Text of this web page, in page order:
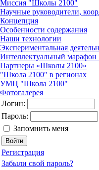
Миссия "Школы 2100"
Научные руководители,
Концепция
Особенности содержания
Наши технологии
Экспериментальная
Интеллектуальный
Партнеры «Школы 2100»
"Школа 2100" в регионах
УМЦ "Школа 2100"
Фотогалерея
Логин:
Пароль:
Запомнить меня
Регистрация
Забыли свой пароль?